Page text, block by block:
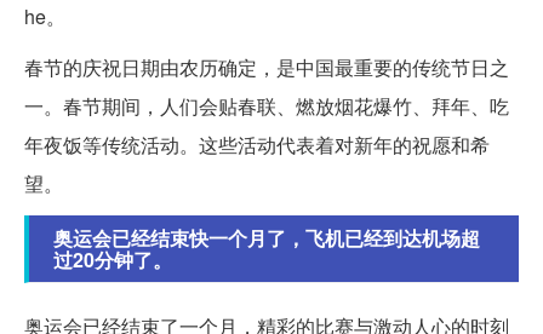
he。
春节的庆祝日期由农历确定，是中国最重要的传统节日之
一。春节期间，人们会贴春联、燃放烟花爆竹、拜年、吃
年夜饭等传统活动。这些活动代表着对新年的祝愿和希
望。
奥运会已经结束快一个月了，飞机已经到达机场超
过20分钟了。
奥运会已经结束了一个月，精彩的比赛与激动人心的时刻